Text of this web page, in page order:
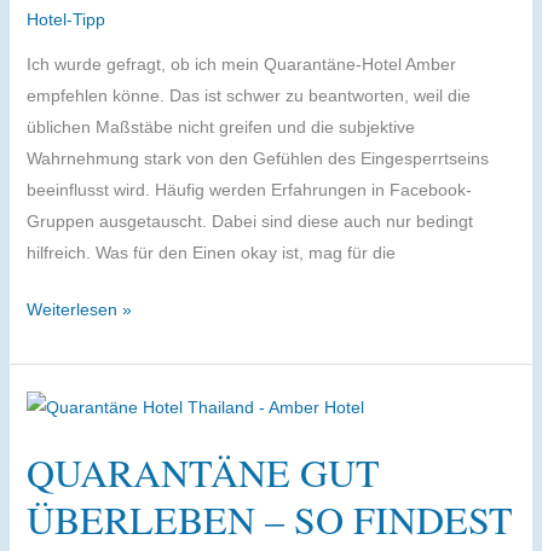
Hotels
Hotel-Tipp
Ich wurde gefragt, ob ich mein Quarantäne-Hotel Amber
empfehlen könne. Das ist schwer zu beantworten, weil die
üblichen Maßstäbe nicht greifen und die subjektive
Wahrnehmung stark von den Gefühlen des Eingesperrtseins
beeinflusst wird. Häufig werden Erfahrungen in Facebook-
Gruppen ausgetauscht. Dabei sind diese auch nur bedingt
hilfreich. Was für den Einen okay ist, mag für die
Mein
–
ASQ
Bangkok
Weiterlesen »
QUARANTÄNE GUT
ÜBERLEBEN – SO FINDEST